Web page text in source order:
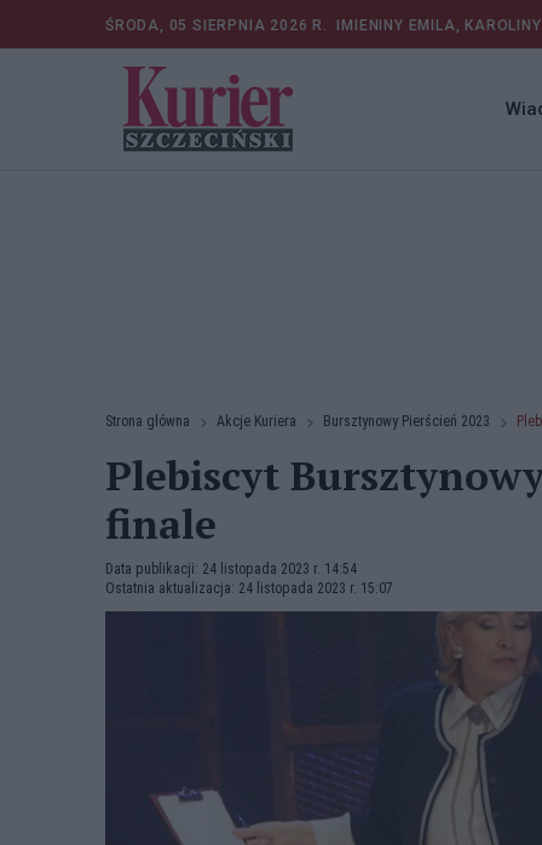
ŚRODA, 05 SIERPNIA 2026 R. IMIENINY EMILA,
Strona główna Akcje Kuriera Bursztynowy Pierścień 2023
Plebiscyt
finale
Data publikacji: 24 listopada 2023 r. 14:54
Ostatnia aktualizacja: 24 listopada 2023 r. 15:07